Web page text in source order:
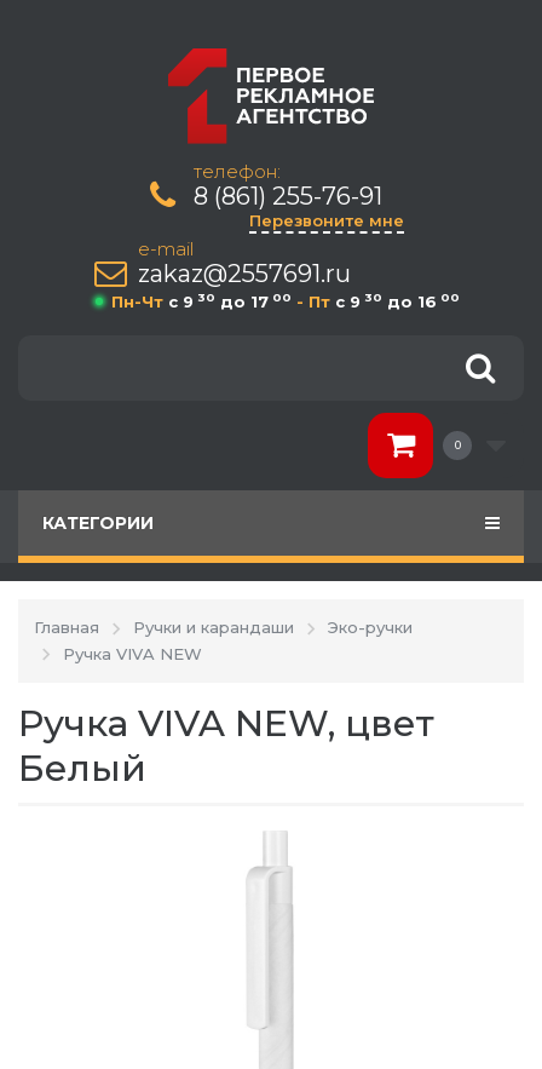
телефон:
8 (861) 255-76-91
Перезвоните мне
e-mail
zakaz@2557691.ru
Пн-Чт c 9 30 до 17 00 - Пт c 9 30 до 16 00
0
КАТЕГОРИИ
Главная Ручки и карандаши
Эко-ручки
Ручка VIVA NEW
Ручка VIVA NEW, цвет
Белый